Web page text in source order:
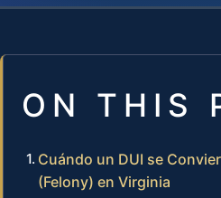
ON THIS
Cuándo un DUI se
(Felony) en Virginia